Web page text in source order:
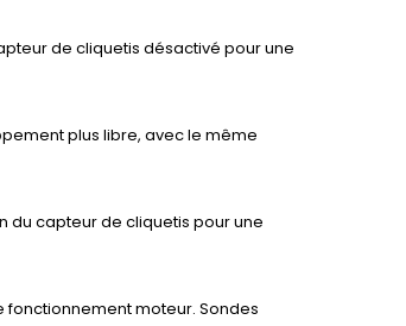
de cliquetis désactivé pour une
plus libre, avec le même
du capteur de cliquetis pour une
fonctionnement moteur. Sondes